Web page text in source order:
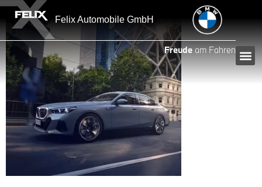
springen
Felix Automobile GmbH
Freudeam Fahren